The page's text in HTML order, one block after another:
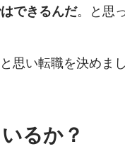
できるんだ。と思
思い転職を決めまし
るか？